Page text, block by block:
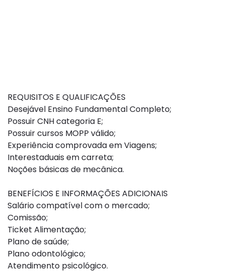
REQUISITOS E QUALIFICAÇÕES
Desejável Ensino Fundamental Completo;
Possuir CNH categoria E;
Possuir cursos MOPP válido;
Experiência comprovada em Viagens;
Interestaduais em carreta;
Noções básicas de mecânica.
BENEFÍCIOS E INFORMAÇÕES ADICIONAIS
Salário compatível com o mercado;
Comissão;
Ticket Alimentação;
Plano de saúde;
Plano odontológico;
Atendimento psicológico.